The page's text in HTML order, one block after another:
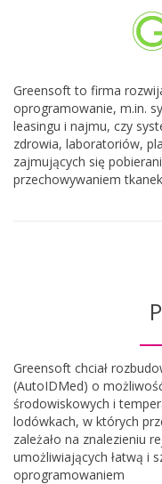
Greensoft to firma
oprogramowanie, m.in.
leasingu i najmu, czy
zdrowia, laboratoriów,
zajmujących się
przechowywaniem
Greensoft chciał
(AutoIDMed) o
środowiskowych i
lodówkach, w których
zależało na znalezieniu
umożliwiających łatwą i
oprogramowaniem